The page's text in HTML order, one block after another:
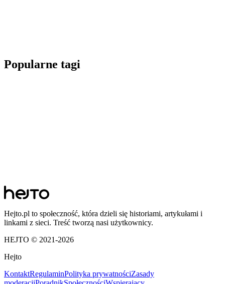
Popularne tagi
Hejto.pl to społeczność, która dzieli się historiami, artykułami i
linkami z sieci. Treść tworzą nasi użytkownicy.
HEJTO © 2021-2026
Hejto
KontaktRegulaminPolityka prywatnościZasady